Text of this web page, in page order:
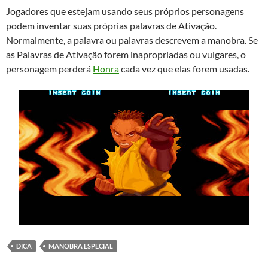
Jogadores que estejam usando seus próprios personagens
podem inventar suas próprias palavras de Ativação.
Normalmente, a palavra ou palavras descrevem a manobra. Se
as Palavras de Ativação forem inapropriadas ou vulgares, o
personagem perderá Honracada vez que elas forem usadas.
DICA MANOBRA ESPECIAL